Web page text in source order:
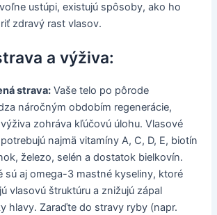
ustúpi, existujú spôsoby, ako ho
zdravý rast vlasov.
a výživa:
strava: Vaše telo po pôrode
náročným obdobím regenerácie,
zohráva kľúčovú úlohu. Vlasové
najmä vitamíny A, C, D, E, biotín
železo, selén a dostatok bielkovín.
sú aj omega-3 mastné kyseliny, ktoré
vlasovú štruktúru a znižujú zápal
hlavy. Zaraďte do stravy ryby (napr.